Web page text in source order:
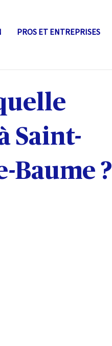
PROS ET ENTREPRISES
Saint-
Baume ?